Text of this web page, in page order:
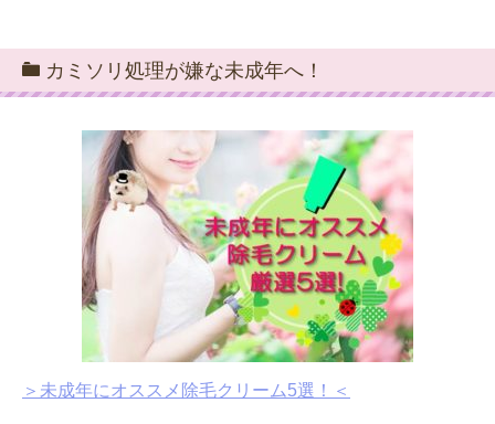
カミソリ処理が嫌な未成年へ！
＞未成年にオススメ除毛クリーム5選！＜